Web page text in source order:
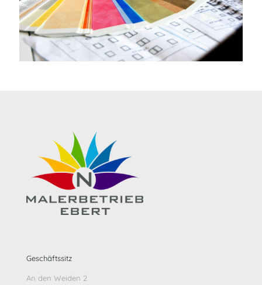
Geschäftssitz
An den Weiden 2